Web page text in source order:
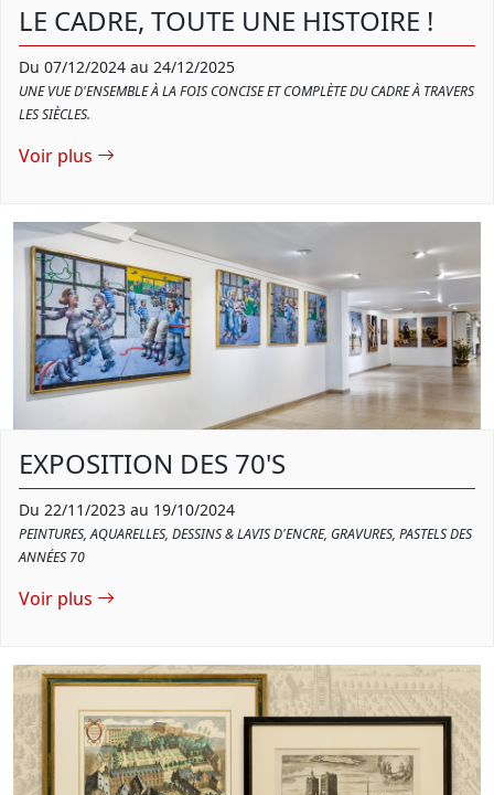
LE CADRE, TOUTE UNE HISTOIRE !
Du 07/12/2024 au 24/12/2025
UNE VUE D'ENSEMBLE À LA FOIS CONCISE ET COMPLÈTE DU CADRE À TRAVERS
LES SIÈCLES.
Voir plus
EXPOSITION DES 70'S
Du 22/11/2023 au 19/10/2024
PEINTURES, AQUARELLES, DESSINS & LAVIS D'ENCRE, GRAVURES, PASTELS DES
ANNÉES 70
Voir plus